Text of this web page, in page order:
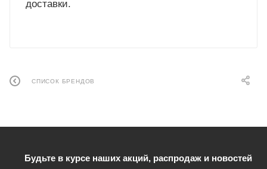
доставки.
СПИСОК БРЕНДОВ
Будьте в курсе наших акций, распродаж и новостей